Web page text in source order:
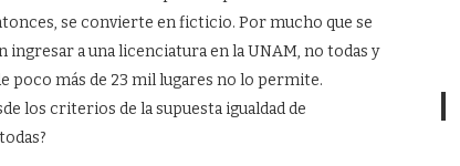
se convierte en ficticio. Por mucho que se
a una licenciatura en la UNAM, no todas y
poco más de 23 mil lugares no lo permite.
los criterios de la supuesta igualdad de